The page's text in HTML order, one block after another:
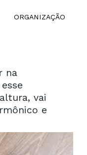
na
vai
e
ORGANIZAÇÃO